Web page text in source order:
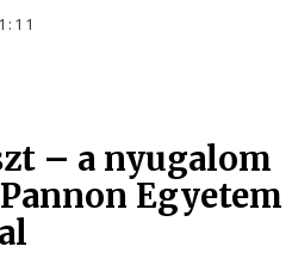
– a nyugalom
Egyetem